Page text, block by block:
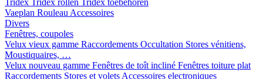
Tridex Tridex rollen Tridex toebehoren
Vaeplan Rouleau Accessoires
Divers
Fenêtres, coupoles
Velux vieux gamme Raccordements Occultation Stores vénitiens,
Moustiquaires, …
Velux nouveau gamme Fenêtres de toît incliné Fenêtres toiture plat
Raccordements Stores et volets Accessoires electroniques